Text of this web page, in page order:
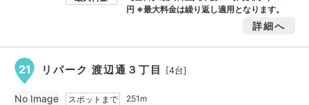
円 ※最大料金は繰り返し適用となります。
詳細へ
21 リパーク 渡辺通３丁目 [4台]
スポットまで
251m
No Image